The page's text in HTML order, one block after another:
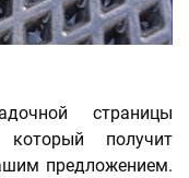
страницы
который получит
предложением.